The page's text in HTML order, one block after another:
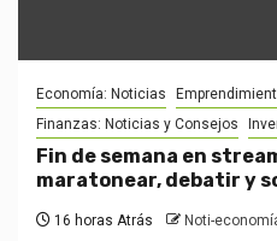
Economía: Noticias
Finanzas: Noticias y Consejos
Fin de semana en
maratonear, debatir y
16 horas Atrás Noti-